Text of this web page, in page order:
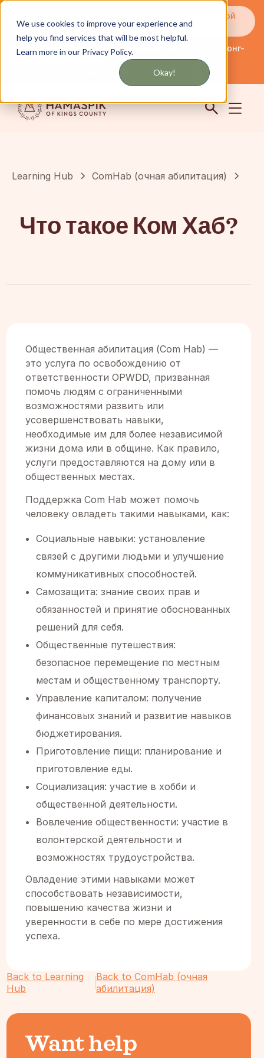
We use cookies to improve your experience and
help you find services that will be most helpful.
Learn more in our Privacy Policy.
Okay!
Получайте обновления по SMS или электронной
почте
английский
Обслуживание Нью-Йорка и Лонг-
Айленда
Сообщество Логин
Learning Hub ComHab (очная абилитация)
Что такое Ком Хаб?
Общественная абилитация (Com Hab) —
это услуга по освобождению от
ответственности OPWDD, призванная
помочь людям с ограниченными
возможностями развить или
усовершенствовать навыки,
необходимые им для более независимой
жизни дома или в общине. Как правило,
услуги предоставляются на дому или в
общественных местах.
Поддержка Com Hab может помочь
человеку овладеть такими навыками, как:
Социальные навыки: установление
связей с другими людьми и улучшение
коммуникативных способностей. ‍
Самозащита: знание своих прав и
обязанностей и принятие обоснованных
решений для себя. ‍
Общественные путешествия:
безопасное перемещение по местным
местам и общественному транспорту. ‍
Управление капиталом: получение
финансовых знаний и развитие навыков
бюджетирования. ‍
Приготовление пищи: планирование и
приготовление еды. ‍
Социализация: участие в хобби и
общественной деятельности. ‍
Вовлечение общественности: участие в
волонтерской деятельности и
возможностях трудоустройства.
Овладение этими навыками может
способствовать независимости,
повышению качества жизни и
уверенности в себе по мере достижения
успеха.
Back to Learning
Hub
Back to ComHab (очная
абилитация)
Want help